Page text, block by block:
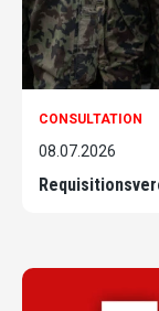
CONSULTATION
08.07.2026